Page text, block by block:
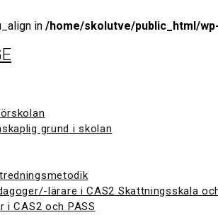
in /home/skolutve/public_html/
grund i skolan
lärare i CAS2 Skattningsskala
CAS2 och PASS